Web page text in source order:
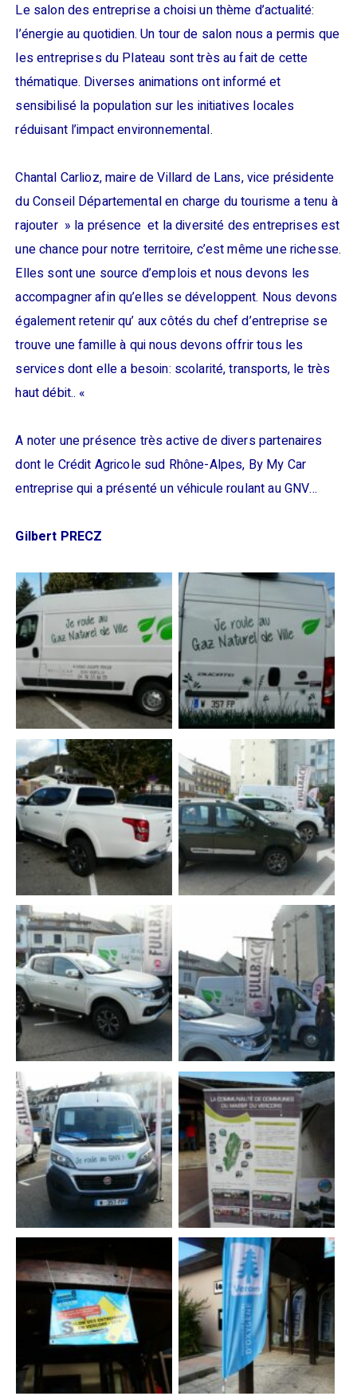
Le salon des entreprise a choisi un thème d’actualité:
l’énergie au quotidien. Un tour de salon nous a permis que
les entreprises du Plateau sont très au fait de cette
thématique. Diverses animations ont informé et
sensibilisé la population sur les initiatives locales
réduisant l’impact environnemental.
Chantal Carlioz, maire de Villard de Lans, vice présidente
du Conseil Départemental en charge du tourisme a tenu à
rajouter » la présence et la diversité des entreprises est
une chance pour notre territoire, c’est même une richesse.
Elles sont une source d’emplois et nous devons les
accompagner afin qu’elles se développent. Nous devons
également retenir qu’ aux côtés du chef d’entreprise se
trouve une famille à qui nous devons offrir tous les
services dont elle a besoin: scolarité, transports, le très
haut débit.. «
A noter une présence très active de divers partenaires
dont le Crédit Agricole sud Rhône-Alpes, By My Car
entreprise qui a présenté un véhicule roulant au GNV…
Gilbert PRECZ